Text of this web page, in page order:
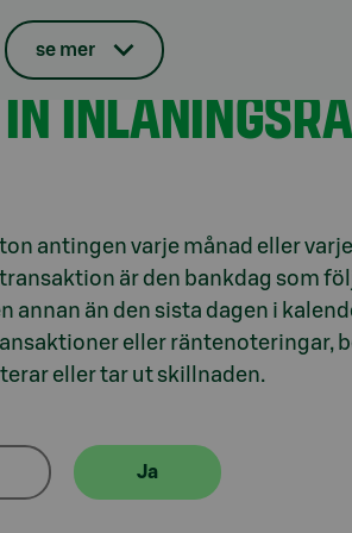
se mer
antingen varje månad eller
är den bankdag som
annan än den sista dagen i
eller räntenoteringar,
eller tar ut skillnaden.
Ja